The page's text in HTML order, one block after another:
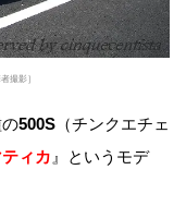
撮影］
500S （チンクエチェ
ィカ 』というモデ